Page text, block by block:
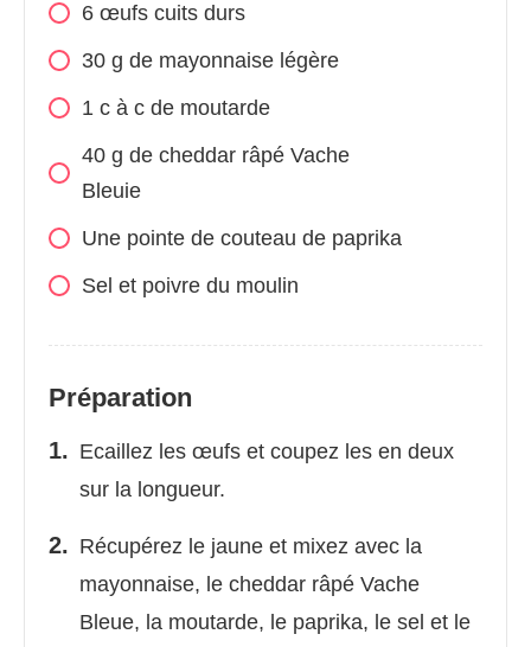
6 œufs cuits durs
30 g de mayonnaise légère
1 c à c de moutarde
40 g de cheddar râpé Vache
Bleuie
Une pointe de couteau de paprika
Sel et poivre du moulin
Préparation
Ecaillez les œufs et coupez les en deux
sur la longueur.
Récupérez le jaune et mixez avec la
mayonnaise, le cheddar râpé Vache
Bleue, la moutarde, le paprika, le sel et le